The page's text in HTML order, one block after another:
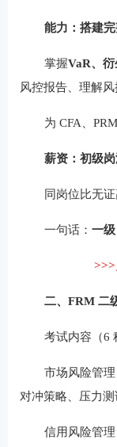
能力：搭建
掌握VaR、
风控报告、理解风
为 CFA、
薪资：初级
同岗位比无证
一句话： 一
二、FRM 二
考试内容（6
市场风险管理
对冲策略、压力测
信用风险管